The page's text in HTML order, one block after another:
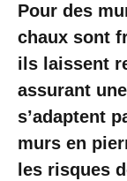
Pour des
chaux sont
ils laissent
assurant
s’adaptent
murs en
les risques